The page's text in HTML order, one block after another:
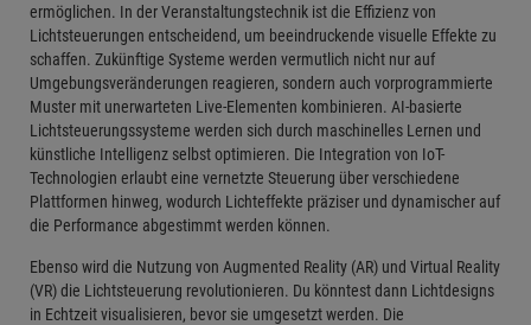
ermöglichen. In der Veranstaltungstechnik ist die Effizienz von
Lichtsteuerungen entscheidend, um beeindruckende visuelle Effekte zu
schaffen. Zukünftige Systeme werden vermutlich nicht nur auf
Umgebungsveränderungen reagieren, sondern auch vorprogrammierte
Muster mit unerwarteten Live-Elementen kombinieren. AI-basierte
Lichtsteuerungssysteme werden sich durch maschinelles Lernen und
künstliche Intelligenz selbst optimieren. Die Integration von IoT-
Technologien erlaubt eine vernetzte Steuerung über verschiedene
Plattformen hinweg, wodurch Lichteffekte präziser und dynamischer auf
die Performance abgestimmt werden können.
Ebenso wird die Nutzung von Augmented Reality (AR) und Virtual Reality
(VR) die Lichtsteuerung revolutionieren. Du könntest dann Lichtdesigns
in Echtzeit visualisieren, bevor sie umgesetzt werden. Die